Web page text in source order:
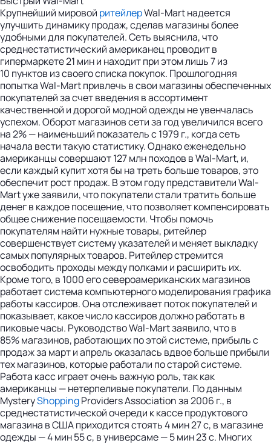
Крупнейший мировой ритейлерWal-Mart надеется
улучшить динамику продаж, сделав магазины более
удобными для покупателей. Сеть выяснила, что
среднестатистический американец проводит в
гипермаркете 21 мин и находит при этом лишь 7 из
10 пунктов из своего списка покупок. Прошлогодняя
попытка Wal-Mart привлечь в свои магазины обеспеченных
покупателей за счет введения в ассортимент
качественной и дорогой модной одежды не увенчалась
успехом. Оборот магазинов сети за год увеличился всего
на 2% — наименьший показатель с 1979 г., когда сеть
начала вести такую статистику. Однако еженедельно
американцы совершают 127 млн походов в Wal-Mart, и,
если каждый купит хотя бы на треть больше товаров, это
обеспечит рост продаж. В этом году представители Wal-
Mart уже заявили, что покупатели стали тратить больше
денег в каждое посещение, что позволяет компенсировать
общее снижение посещаемости. Чтобы помочь
покупателям найти нужные товары, ритейлер
совершенствует систему указателей и меняет выкладку
самых популярных товаров. Ритейлер стремится
освободить проходы между полками и расширить их.
Кроме того, в 1000 его североамериканских магазинов
работает система компьютерного моделирования графика
работы кассиров. Она отслеживает поток покупателей и
показывает, какое число кассиров должно работать в
пиковые часы. Руководство Wal-Mart заявило, что в
85% магазинов, работающих по этой системе, прибыль с
продаж за март и апрель оказалась вдвое больше прибыли
тех магазинов, которые работали по старой системе.
Работа касс играет очень важную роль, так как
американцы — нетерпеливые покупатели. По данным
MysteryShoppingProviders Association за 2006 г., в
среднестатистической очереди к кассе продуктового
магазина в США приходится стоять 4 мин 27 с, в магазине
одежды — 4 мин 55 с, в универсаме — 5 мин 23 с. Многих